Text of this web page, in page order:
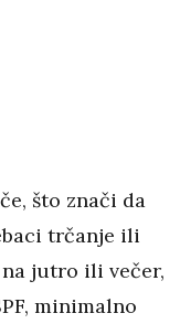
što znači da
trčanje ili
jutro ili večer,
minimalno